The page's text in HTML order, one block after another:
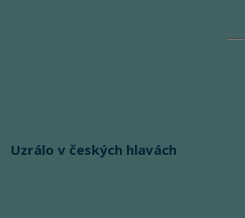
Uzrálo v českých hlavách